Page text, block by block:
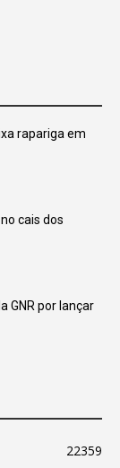
rapariga em
cais dos
GNR por lançar
22359